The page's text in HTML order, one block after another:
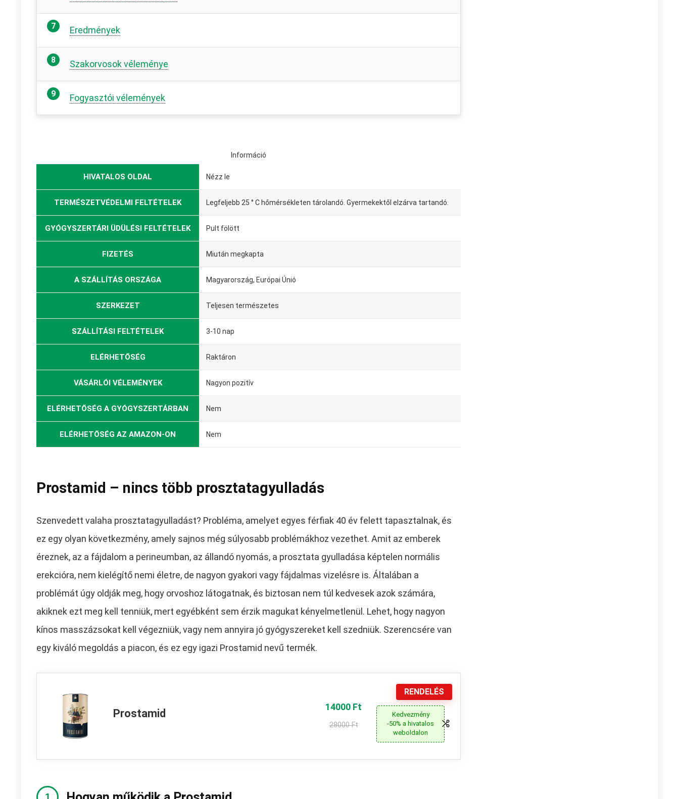
Eredmények
Szakorvosok véleménye
Fogyasztói vélemények
Információ
HIVATALOS OLDAL Nézz le
TERMÉSZETVÉDELMI FELTÉTELEK Legfeljebb 25 ° C hőmérsékleten tárolandó. Gyermekektől elzárva tartandó.
GYÓGYSZERTÁRI ÜDÜLÉSI FELTÉTELEK Pult fölött
FIZETÉS Miután megkapta
A SZÁLLÍTÁS ORSZÁGA Magyarország, Európai Únió
SZERKEZET Teljesen természetes
SZÁLLÍTÁSI FELTÉTELEK 3-10 nap
ELÉRHETŐSÉG Raktáron
VÁSÁRLÓI VÉLEMÉNYEK Nagyon pozitív
ELÉRHETŐSÉG A GYÓGYSZERTÁRBAN Nem
ELÉRHETŐSÉG AZ AMAZON-ON Nem
Prostamid – nincs több prosztatagyulladás
Szenvedett valaha prosztatagyulladást? Probléma, amelyet egyes férfiak 40 év felett tapasztalnak, és
ez egy olyan következmény, amely sajnos még súlyosabb problémákhoz vezethet. Amit az emberek
éreznek, az a fájdalom a perineumban, az állandó nyomás, a prosztata gyulladása képtelen normális
erekcióra, nem kielégítő nemi életre, de nagyon gyakori vagy fájdalmas vizelésre is. Általában a
problémát úgy oldják meg, hogy orvoshoz látogatnak, és biztosan nem túl kedvesek azok számára,
akiknek ezt meg kell tenniük, mert egyébként sem érzik magukat kényelmetlenül. Lehet, hogy nagyon
kínos masszázsokat kell végezniük, vagy nem annyira jó gyógyszereket kell szedniük. Szerencsére van
egy kiváló megoldás a piacon, és ez egy igazi Prostamid nevű termék.
Prostamid
14000 Ft
28000 Ft
RENDELÉS
Kedvezmény
-50% a hivatalos
weboldalon